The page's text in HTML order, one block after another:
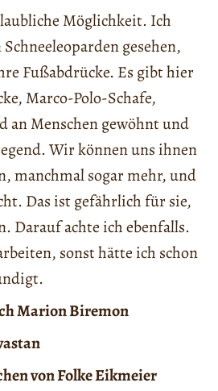
Möglichkeit. Ich
gesehen,
Fußabdrücke. Es gibt hier
Marco-Polo-Schafe,
an Menschen gewöhnt und
Wir können uns ihnen
manchmal sogar mehr, und
Das ist gefährlich für sie,
Darauf achte ich ebenfalls.
sonst hätte ich schon
Marion Biremon
von Folke Eikmeier